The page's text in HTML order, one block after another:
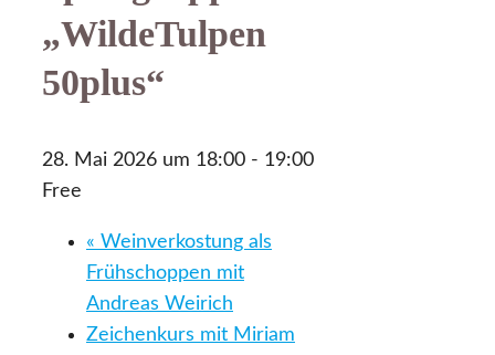
„WildeTulpen
50plus“
28. Mai 2026 um 18:00 - 19:00
Free
« Weinverkostung als
Frühschoppen mit
Andreas Weirich
Zeichenkurs mit Miriam